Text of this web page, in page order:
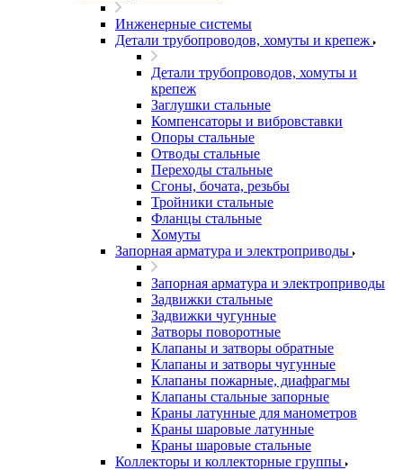
Инженерные системы
Детали трубопроводов, хомуты и крепеж
Детали трубопроводов, хомуты и
крепеж
Заглушки стальные
Компенсаторы и вибровставки
Опоры стальные
Отводы стальные
Переходы стальные
Сгоны, бочата, резьбы
Тройники стальные
Фланцы стальные
Хомуты
Запорная арматура и электроприводы
Запорная арматура и электроприводы
Задвижки стальные
Задвижки чугунные
Затворы поворотные
Клапаны и затворы обратные
Клапаны и затворы чугунные
Клапаны пожарные, диафрагмы
Клапаны стальные запорные
Краны латунные для манометров
Краны шаровые латунные
Краны шаровые стальные
Коллекторы и коллекторные группы